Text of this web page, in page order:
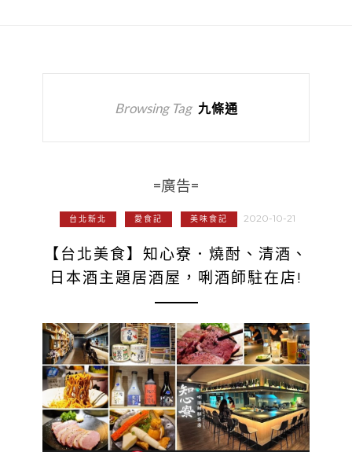
Browsing Tag 九條通
=廣告=
台北新北 愛食記 美味食記 2020-10-21
【台北美食】知心寮．燒酎、清酒、
日本酒主題居酒屋，唎酒師駐在店!